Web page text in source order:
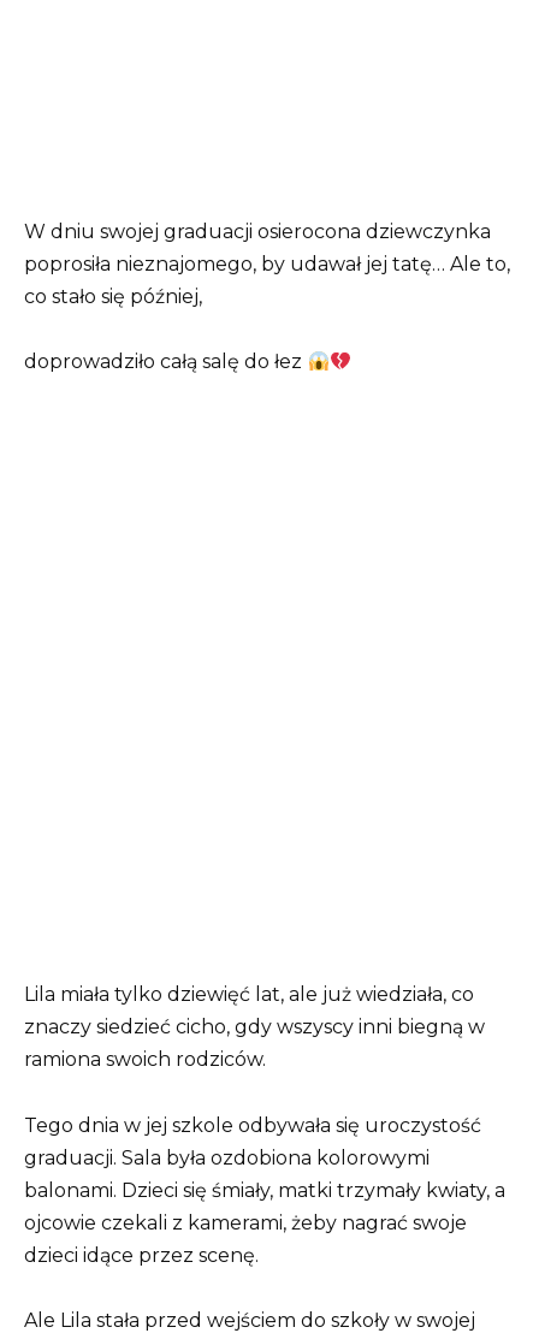
W dniu swojej graduacji osierocona dziewczynka
poprosiła nieznajomego, by udawał jej tatę… Ale to,
co stało się później,
doprowadziło całą salę do łez
Lila miała tylko dziewięć lat, ale już wiedziała, co
znaczy siedzieć cicho, gdy wszyscy inni biegną w
ramiona swoich rodziców.
Tego dnia w jej szkole odbywała się uroczystość
graduacji. Sala była ozdobiona kolorowymi
balonami. Dzieci się śmiały, matki trzymały kwiaty, a
ojcowie czekali z kamerami, żeby nagrać swoje
dzieci idące przez scenę.
Ale Lila stała przed wejściem do szkoły w swojej